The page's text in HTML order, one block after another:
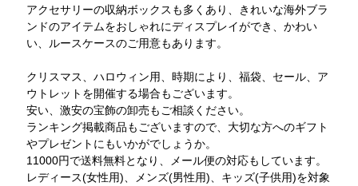
アクセサリーの収納ボックスも多くあり、きれいな海外ブラ
ンドのアイテムをおしゃれにディスプレイができ、かわい
い、ルースケースのご用意もあります。
クリスマス、ハロウィン用、時期により、福袋、セール、ア
ウトレットを開催する場合もございます。
安い、激安の宝飾の卸売もご相談ください。
ランキング掲載商品もございますので、大切な方へのギフト
やプレゼントにもいかがでしょうか。
11000円で送料無料となり、メール便の対応もしています。
レディース(女性用)、メンズ(男性用)、キッズ(子供用)を対象